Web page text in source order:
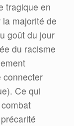
tragique en
la majorité de
goût du jour
du racisme
connecter
Ce qui